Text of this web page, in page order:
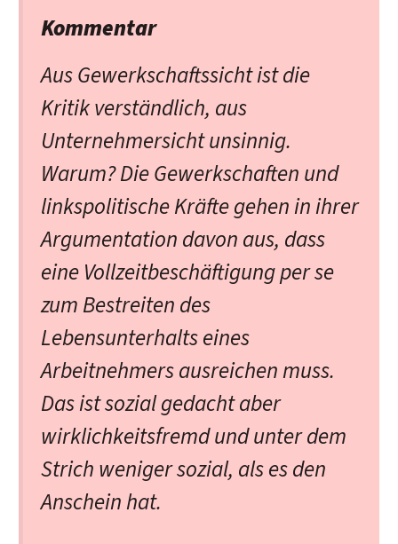
Kommentar
Aus Gewerkschaftssicht ist die
Kritik verständlich, aus
Unternehmersicht unsinnig.
Warum? Die Gewerkschaften und
linkspolitische Kräfte gehen in ihrer
Argumentation davon aus, dass
eine Vollzeitbeschäftigung per se
zum Bestreiten des
Lebensunterhalts eines
Arbeitnehmers ausreichen muss.
Das ist sozial gedacht aber
wirklichkeitsfremd und unter dem
Strich weniger sozial, als es den
Anschein hat.